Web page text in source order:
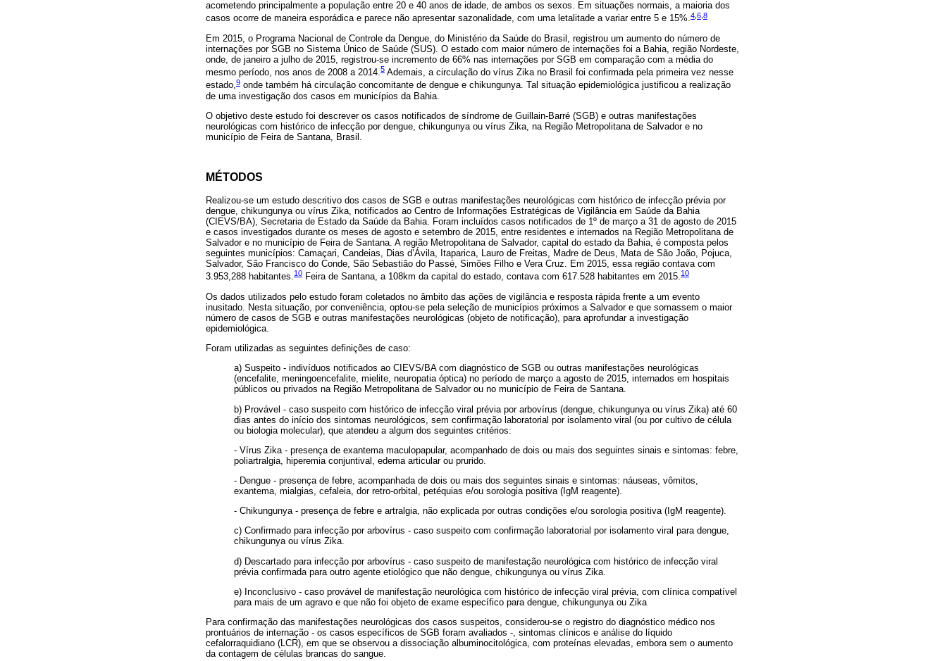
acometendo principalmente a população entre 20 e 40 anos de idade, de ambos os sexos. Em situações normais, a maioria dos
casos ocorre de maneira esporádica e parece não apresentar sazonalidade, com uma letalitade a variar entre 5 e 15%.4 6 8
Em 2015, o Programa Nacional de Controle da Dengue, do Ministério da Saúde do Brasil, registrou um aumento do número de
internações por SGB no Sistema Único de Saúde (SUS). O estado com maior número de internações foi a Bahia, região Nordeste,
onde, de janeiro a julho de 2015, registrou-se incremento de 66% nas internações por SGB em comparação com a média do
mesmo período, nos anos de 2008 a 2014.5 Ademais, a circulação do vírus Zika no Brasil foi confirmada pela primeira vez nesse
estado,9 onde também há circulação concomitante de dengue e chikungunya. Tal situação epidemiológica justificou a realização
de uma investigação dos casos em municípios da Bahia.
O objetivo deste estudo foi descrever os casos notificados de síndrome de Guillain-Barré (SGB) e outras manifestações
neurológicas com histórico de infecção por dengue, chikungunya ou vírus Zika, na Região Metropolitana de Salvador e no
município de Feira de Santana, Brasil.
MÉTODOS
Realizou-se um estudo descritivo dos casos de SGB e outras manifestações neurológicas com histórico de infecção prévia por
dengue, chikungunya ou vírus Zika, notificados ao Centro de Informações Estratégicas de Vigilância em Saúde da Bahia
(CIEVS/BA), Secretaria de Estado da Saúde da Bahia. Foram incluídos casos notificados de 1º de março a 31 de agosto de 2015
e casos investigados durante os meses de agosto e setembro de 2015, entre residentes e internados na Região Metropolitana de
Salvador e no município de Feira de Santana. A região Metropolitana de Salvador, capital do estado da Bahia, é composta pelos
seguintes municípios: Camaçari, Candeias, Dias d’Ávila, Itaparica, Lauro de Freitas, Madre de Deus, Mata de São João, Pojuca,
Salvador, São Francisco do Conde, São Sebastião do Passé, Simões Filho e Vera Cruz. Em 2015, essa região contava com
3.953,288 habitantes.10 Feira de Santana, a 108km da capital do estado, contava com 617.528 habitantes em 2015.10
Os dados utilizados pelo estudo foram coletados no âmbito das ações de vigilância e resposta rápida frente a um evento
inusitado. Nesta situação, por conveniência, optou-se pela seleção de municípios próximos a Salvador e que somassem o maior
número de casos de SGB e outras manifestações neurológicas (objeto de notificação), para aprofundar a investigação
epidemiológica.
Foram utilizadas as seguintes definições de caso:
a) Suspeito - indivíduos notificados ao CIEVS/BA com diagnóstico de SGB ou outras manifestações neurológicas
(encefalite, meningoencefalite, mielite, neuropatia óptica) no período de março a agosto de 2015, internados em hospitais
públicos ou privados na Região Metropolitana de Salvador ou no município de Feira de Santana.
b) Provável - caso suspeito com histórico de infecção viral prévia por arbovírus (dengue, chikungunya ou vírus Zika) até 60
dias antes do início dos sintomas neurológicos, sem confirmação laboratorial por isolamento viral (ou por cultivo de célula
ou biologia molecular), que atendeu a algum dos seguintes critérios:
- Vírus Zika - presença de exantema maculopapular, acompanhado de dois ou mais dos seguintes sinais e sintomas: febre,
poliartralgia, hiperemia conjuntival, edema articular ou prurido.
- Dengue - presença de febre, acompanhada de dois ou mais dos seguintes sinais e sintomas: náuseas, vômitos,
exantema, mialgias, cefaleia, dor retro-orbital, petéquias e/ou sorologia positiva (IgM reagente).
- Chikungunya - presença de febre e artralgia, não explicada por outras condições e/ou sorologia positiva (IgM reagente).
c) Confirmado para infecção por arbovírus - caso suspeito com confirmação laboratorial por isolamento viral para dengue,
chikungunya ou vírus Zika.
d) Descartado para infecção por arbovírus - caso suspeito de manifestação neurológica com histórico de infecção viral
prévia confirmada para outro agente etiológico que não dengue, chikungunya ou vírus Zika.
e) Inconclusivo - caso provável de manifestação neurológica com histórico de infecção viral prévia, com clínica compatível
para mais de um agravo e que não foi objeto de exame específico para dengue, chikungunya ou Zika
Para confirmação das manifestações neurológicas dos casos suspeitos, considerou-se o registro do diagnóstico médico nos
prontuários de internação - os casos específicos de SGB foram avaliados -, sintomas clínicos e análise do líquido
cefalorraquidiano (LCR), em que se observou a dissociação albuminocitológica, com proteínas elevadas, embora sem o aumento
da contagem de células brancas do sangue.